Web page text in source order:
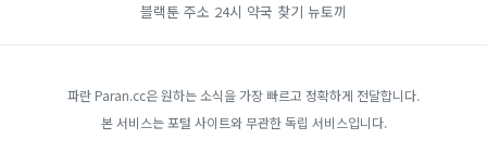
블랙툰 주소 24시 약국 찾기 뉴토끼
파란 Paran.cc은 원하는 소식을 가장 빠르고 정확하게 전달합니다.
본 서비스는 포털 사이트와 무관한 독립 서비스입니다.